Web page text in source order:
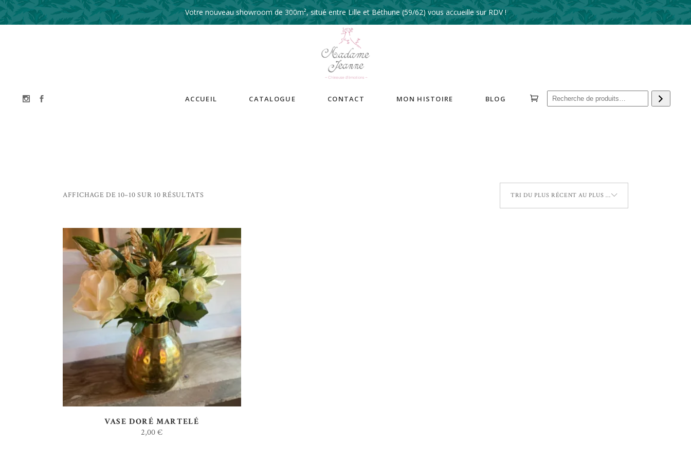
Votre nouveau showroom de 300m², situé entre Lille et Béthune (59/62) vous accueille sur RDV !
ACCUEIL CATALOGUE CONTACT MON HISTOIRE BLOG
AFFICHAGE DE 10–10 SUR 10 RÉSULTATS TRI DU PLUS RÉCENT AU PLUS ANCIEN
AJOUTER AU DEVIS
VASE DORÉ MARTELÉ
2,00€